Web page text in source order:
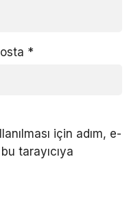
*
için adım, e-
tarayıcıya